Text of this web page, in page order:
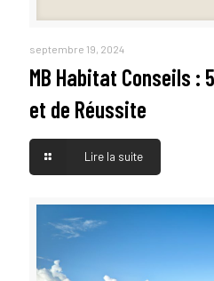
septembre 19, 2024
MB Habitat Conseils :
et de Réussite
Lire la suite